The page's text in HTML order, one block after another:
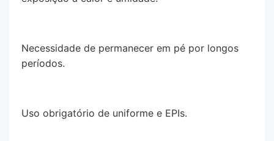
Necessidade de permanecer em pé por longos
períodos.
Uso obrigatório de uniforme e EPIs.